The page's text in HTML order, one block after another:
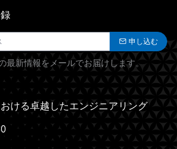
申し込む
最新情報をメールでお届けします。
ける卓越したエンジニアリング